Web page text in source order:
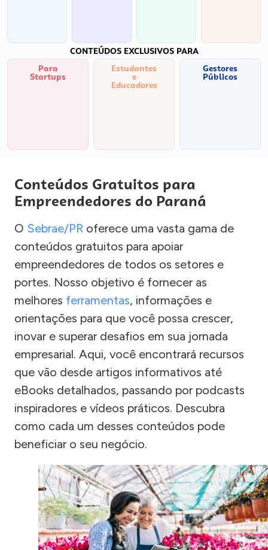
CONTEÚDOS EXCLUSIVOS PARA
Para
Startups
Estudantes
e
Educadores
Gestores
Públicos
Conteúdos Gratuitos para
Empreendedores do Paraná
O Sebrae/PR oferece uma vasta gama de
conteúdos gratuitos para apoiar
empreendedores de todos os setores e
portes. Nosso objetivo é fornecer as
melhores ferramentas, informações e
orientações para que você possa crescer,
inovar e superar desafios em sua jornada
empresarial. Aqui, você encontrará recursos
que vão desde artigos informativos até
eBooks detalhados, passando por podcasts
inspiradores e vídeos práticos. Descubra
como cada um desses conteúdos pode
beneficiar o seu negócio.